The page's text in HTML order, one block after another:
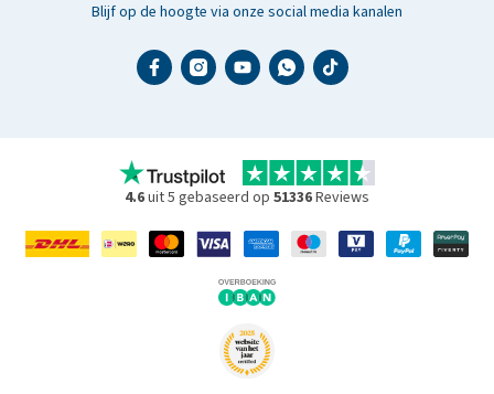
Blijf op de hoogte via onze social media kanalen
4.6uit 5 gebaseerd op 51336Reviews